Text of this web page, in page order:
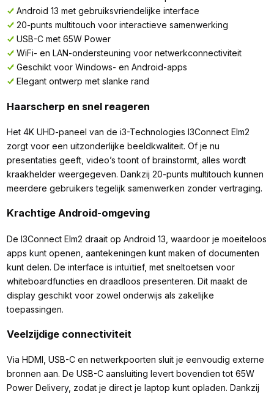
Android 13 met gebruiksvriendelijke interface
20-punts multitouch voor interactieve samenwerking
USB-C met 65W Power
WiFi- en LAN-ondersteuning voor netwerkconnectiviteit
Geschikt voor Windows- en Android-apps
Elegant ontwerp met slanke rand
Haarscherp en snel reageren
Het 4K UHD-paneel van de i3-Technologies I3Connect Elm2
zorgt voor een uitzonderlijke beeldkwaliteit. Of je nu
presentaties geeft, video’s toont of brainstormt, alles wordt
kraakhelder weergegeven. Dankzij 20-punts multitouch kunnen
meerdere gebruikers tegelijk samenwerken zonder vertraging.
Krachtige Android-omgeving
De I3Connect Elm2 draait op Android 13, waardoor je moeiteloos
apps kunt openen, aantekeningen kunt maken of documenten
kunt delen. De interface is intuïtief, met sneltoetsen voor
whiteboardfuncties en draadloos presenteren. Dit maakt de
display geschikt voor zowel onderwijs als zakelijke
toepassingen.
Veelzijdige connectiviteit
Via HDMI, USB-C en netwerkpoorten sluit je eenvoudig externe
bronnen aan. De USB-C aansluiting levert bovendien tot 65W
Power Delivery, zodat je direct je laptop kunt opladen. Dankzij